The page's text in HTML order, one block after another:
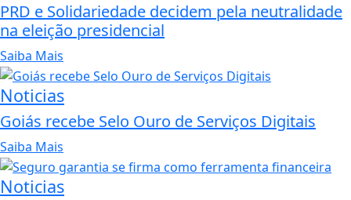
PRD e Solidariedade decidem pela neutralidade
na eleição presidencial
Saiba Mais
Noticias
Goiás recebe Selo Ouro de Serviços Digitais
Saiba Mais
Noticias